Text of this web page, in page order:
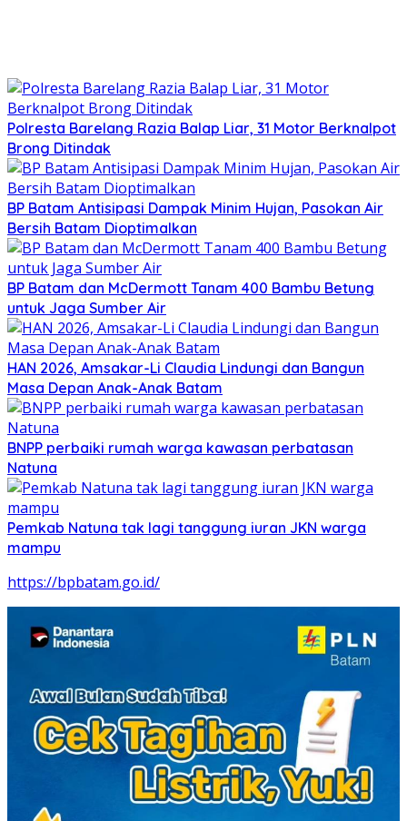
Polresta Barelang Razia Balap Liar, 31 Motor Berknalpot
Brong Ditindak
BP Batam Antisipasi Dampak Minim Hujan, Pasokan Air
Bersih Batam Dioptimalkan
BP Batam dan McDermott Tanam 400 Bambu Betung
untuk Jaga Sumber Air
HAN 2026, Amsakar-Li Claudia Lindungi dan Bangun
Masa Depan Anak-Anak Batam
BNPP perbaiki rumah warga kawasan perbatasan
Natuna
Pemkab Natuna tak lagi tanggung iuran JKN warga
mampu
https://bpbatam.go.id/